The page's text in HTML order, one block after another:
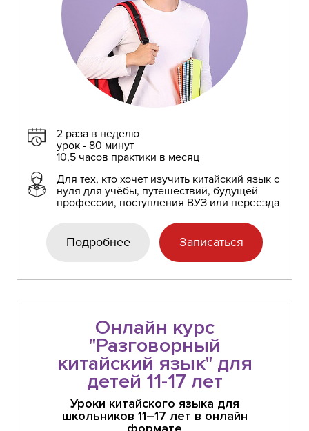
2 раза в неделю
урок - 80 минут
10,5 часов практики в месяц
Для тех, кто хочет изучить китайский язык с
нуля для учёбы, путешествий, будущей
профессии, поступления ВУЗ или переезда
Подробнее Записаться
Онлайн курс
"Разговорный
китайский язык" для
детей 11-17 лет
Уроки китайского языка для
школьников 11–17 лет в онлайн